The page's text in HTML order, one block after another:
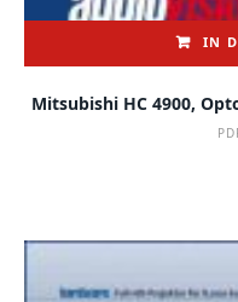
IN
Mitsubishi HC 4900,